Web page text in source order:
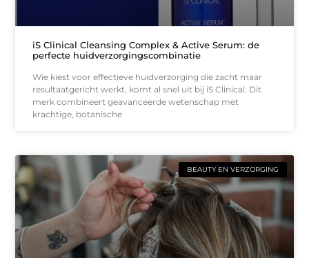
iS Clinical Cleansing Complex & Active Serum: de
perfecte huidverzorgingscombinatie
Wie kiest voor effectieve huidverzorging die zacht maar
resultaatgericht werkt, komt al snel uit bij iS Clinical. Dit
merk combineert geavanceerde wetenschap met
krachtige, botanische
BEAUTY EN VERZORGING